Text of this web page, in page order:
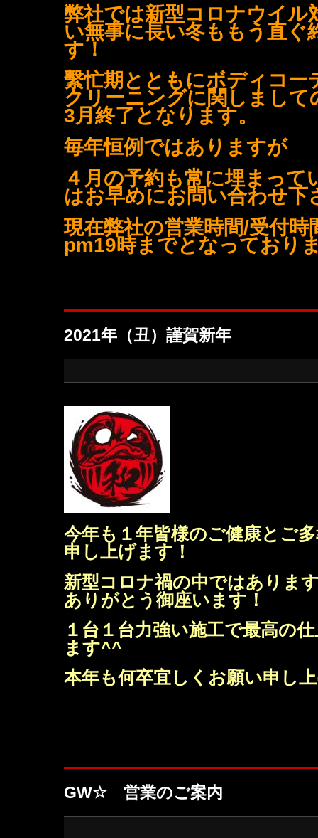
弊社では新型コロナウイル
い無事に長い冬ももう直ぐ
す！
繫忙期とともにボディコー
クリーニングに関しまして
3月終了となります。
毎年恒例ではありますが
４月の予約も常に埋まって
はお早めにお問い合わせ下
現在弊社の営業時間/受付時
pm19時までとなっており
2021年（丑）謹賀新年
今年も１年皆様のご健康とご
申し上げます！
新型コロナ禍の中ではありま
ありがとう御座います！
１台１台力強い施工で最高の
ます^^
本年も何卒宜しくお願い申し
GW☆ 営業のご案内